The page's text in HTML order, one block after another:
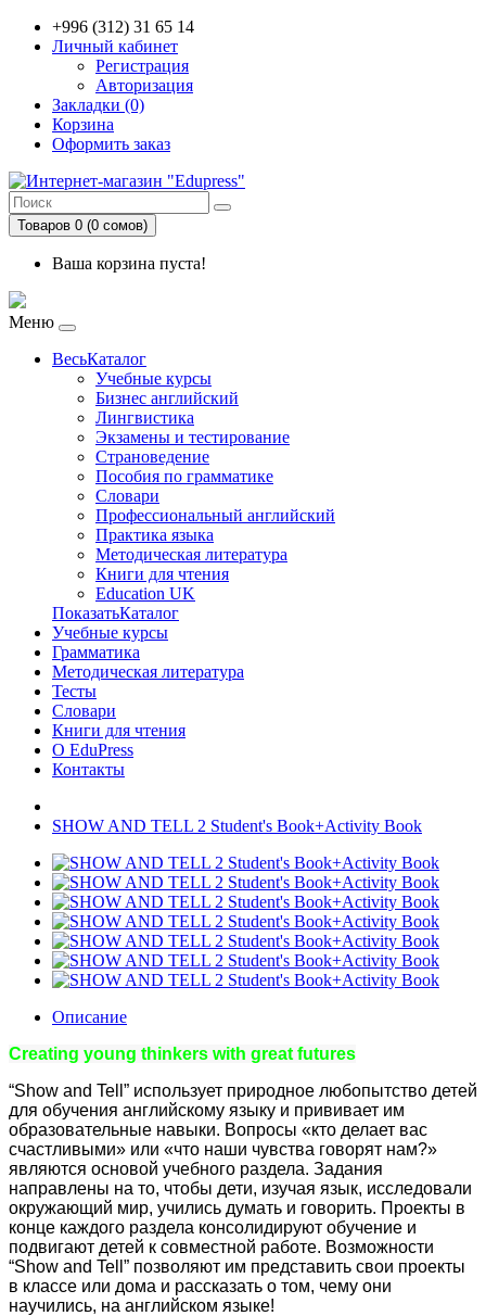
+996 (312) 31 65 14
Личный кабинет
Регистрация
Авторизация
Закладки (0)
Корзина
Оформить заказ
Товаров 0 (0 сомов)
Ваша корзина пуста!
Меню
ВесьКаталог
Учебные курсы
Бизнес английский
Лингвистика
Экзамены и тестирование
Страноведение
Пособия по грамматике
Словари
Профессиональный английский
Практика языка
Методическая литература
Книги для чтения
Education UK
ПоказатьКаталог
Учебные курсы
Грамматика
Методическая литература
Тесты
Словари
Книги для чтения
О EduPress
Контакты
SHOW AND TELL 2 Student's Book+Activity Book
Описание
Creating young thinkers with great futures
“Show and Tell ” использует природное любопытство детей
для обучения английскому языку и прививает им
образовательные навыки. Вопросы «кто делает вас
счастливыми» или «что наши чувства говорят нам?»
являются основой учебного раздела. Задания
направлены на то, чтобы дети, изучая язык, исследовали
окружающий мир, учились думать и говорить. Проекты в
конце каждого раздела консолидируют обучение и
подвигают детей к совместной работе. Возможности
“Show and Tell ” позволяют им представить свои проекты
в классе или дома и рассказать о том, чему они
научились, на английском языке!